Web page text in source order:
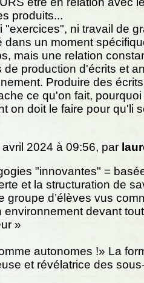
produits...
"exercices", ni travail de
dans un moment
mais une relation
de production d'écrits et
Produire des
ce qu'on fait, pourquoi
on doit le faire pour qu'li
2024 à 09:56, par
"innovantes" =
et la structuration de
groupe d’élèves vus
environnement devant tout
»
autonomes !» La
et révélatrice des